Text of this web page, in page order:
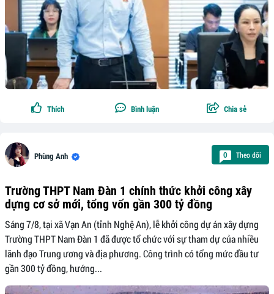
Thích Bình luận Chia sẻ
Phùng Anh 0 Theo dõi
Trường THPT Nam Đàn 1 chính thức khởi công xây
dựng cơ sở mới, tổng vốn gần 300 tỷ đồng
Sáng 7/8, tại xã Vạn An (tỉnh Nghệ An), lễ khởi công dự án xây dựng
Trường THPT Nam Đàn 1 đã được tổ chức với sự tham dự của nhiều
lãnh đạo Trung ương và địa phương. Công trình có tổng mức đầu tư
gần 300 tỷ đồng, hướng...